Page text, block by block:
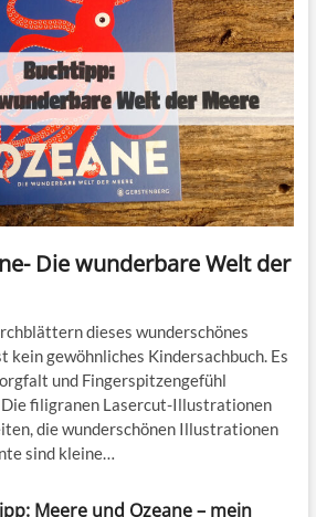
Die wunderbare Welt der
dieses wunderschönes
kein gewöhnliches Kindersachbuch. Es
und Fingerspitzengefühl
filigranen Lasercut-Illustrationen
die wunderschönen Illustrationen
sind kleine…
Meere und Ozeane – mein